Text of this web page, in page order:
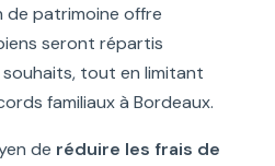
de patrimoine offre
seront répartis
tout en limitant
familiaux à Bordeaux.
de réduire les frais de